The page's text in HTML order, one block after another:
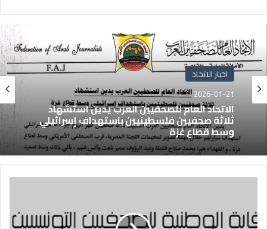
اخبار الاتحاد
2026-01-21
الاتحاد العام للصحفيين العرب يدين استشهاد
ثلاثة صحفيين فلسطينيين باستهداف إسرائيلي
وسط قطاع غزة